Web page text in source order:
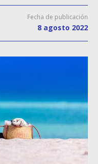
Fecha de publicación
8 agosto 2022